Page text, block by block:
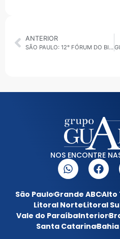
ANTERIOR
SÃO PAULO: 12° FÓRUM DO BIOGÁS ACONTECE ENTRE OS DIAS 2 E 3 DE SETEMBRO
NOS ENCONTRE
São PauloGrande ABCAlto
Litoral NorteLitoral
Vale do ParaíbaInterior
Santa CatarinaBahia